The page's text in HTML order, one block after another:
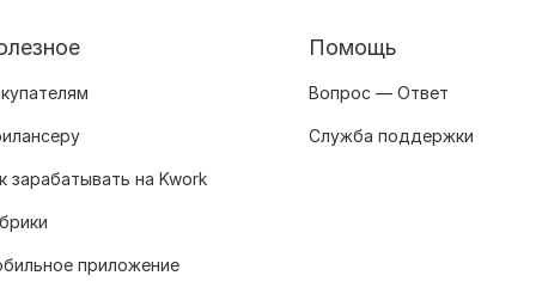
зарабатывать на Kwork
приложение
Помощь
Вопрос — Ответ
Служба поддержки